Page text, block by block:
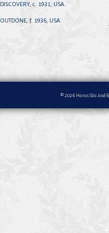
DISCOVERY, c. 1931, USA.
OUTDONE, f. 1936, USA.
© 2026 Haras São José